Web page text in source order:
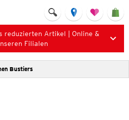
reduzierten Artikel | Online &
Filialen
Bustiers